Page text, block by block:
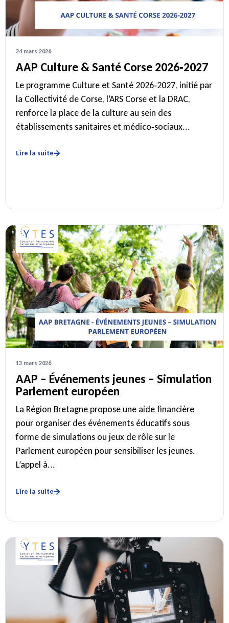
24 mars 2026
AAP Culture & Santé Corse 2026‑2027
Le programme Culture et Santé 2026‑2027, initié par
la Collectivité de Corse, l’ARS Corse et la DRAC,
renforce la place de la culture au sein des
établissements sanitaires et médico‑sociaux...
Lire la suite
13 mars 2026
AAP – Événements jeunes – Simulation
Parlement européen
La Région Bretagne propose une aide financière
pour organiser des événements éducatifs sous
forme de simulations ou jeux de rôle sur le
Parlement européen pour sensibiliser les jeunes.
L’appel à...
Lire la suite